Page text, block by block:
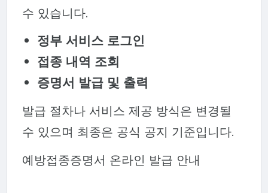
수 있습니다.
정부 서비스 로그인
접종 내역 조회
증명서 발급 및 출력
발급 절차나 서비스 제공 방식은 변경될
수 있으며 최종은 공식 공지 기준입니다.
예방접종증명서 온라인 발급 안내